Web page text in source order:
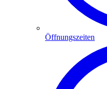
Öffnungszeiten